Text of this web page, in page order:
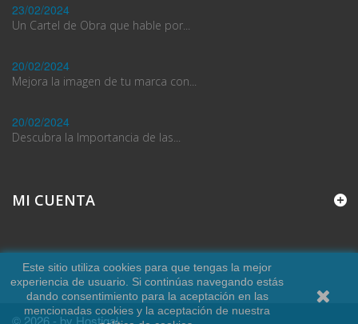
Este sitio utiliza cookies para que tengas la mejor
experiencia de usuario. Si continúas navegando estás
dando consentimiento para la aceptación en las
mencionadas cookies y la aceptación de nuestra
23/02/2024
Un Cartel de Obra que hable por...
20/02/2024
Mejora la imagen de tu marca con...
20/02/2024
Descubra la Importancia de las...
MI CUENTA
© 2026 - by Hostigal